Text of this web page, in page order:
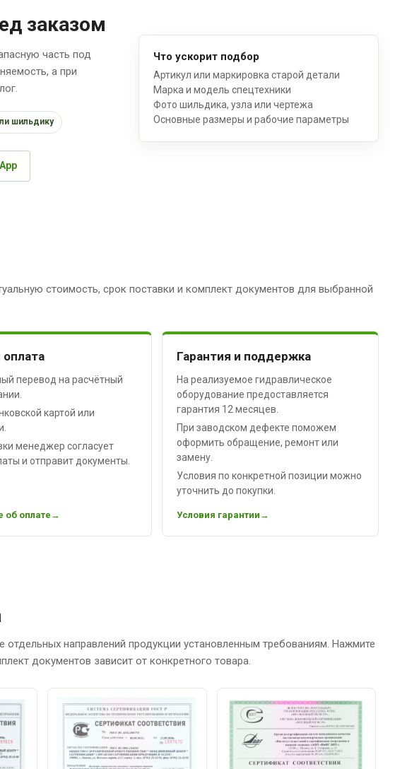
заказом
часть под
а при
шильдику
Что ускорит подбор
Артикул или маркировка старой детали
Марка и модель спецтехники
Фото шильдика, узла или чертежа
Основные размеры и рабочие параметры
стоимость, срок поставки и комплект документов для выбранной
перевод на расчётный
картой или
менеджер согласует
и отправит документы.
об оплате
Гарантия и поддержка
На реализуемое гидравлическое
оборудование предоставляется
гарантия 12 месяцев.
При заводском дефекте поможем
оформить обращение, ремонт или
замену.
Условия по конкретной позиции можно
уточнить до покупки.
Условия гарантии
направлений продукции установленным требованиям. Нажмите
документов зависит от конкретного товара.